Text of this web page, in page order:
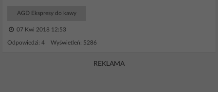
AGD Ekspresy do kawy
07 Kwi 2018 12:53
Odpowiedzi: 4 Wyświetleń: 5286
REKLAMA